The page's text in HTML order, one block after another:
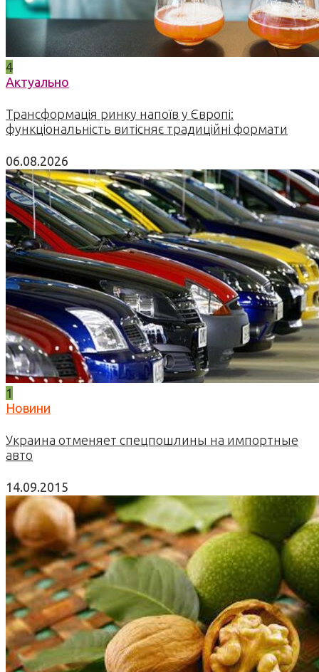
4
Актуально
Трансформація ринку напоїв у Європі:
функціональність витісняє традиційні формати
06.08.2026
1
Новини
Украина отменяет спецпошлины на импортные
авто
14.09.2015